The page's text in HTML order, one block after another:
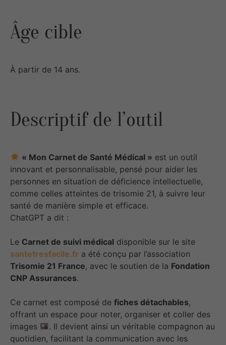
Âge cible
À partir de 14 ans.
Descriptif de l’outil
« Mon Carnet de Santé Médical » est un outil
innovant et personnalisable, pensé pour aider les
personnes en situation de déficience intellectuelle,
comme celles atteintes de trisomie 21, à suivre leur
santé de manière simple et efficace.
ChatGPT a dit :
Le Carnet de suivi médical disponible sur le site
santetresfacile.fr a été conçu par l’association
Trisomie 21 France, avec le soutien de la Fondation
CNP Assurances.
Ce carnet est composé de fiches détachables,
offrant un espace pour noter, organiser et coller des
images
. Il devient ainsi un véritable compagnon au
quotidien, facilitant la communication avec les